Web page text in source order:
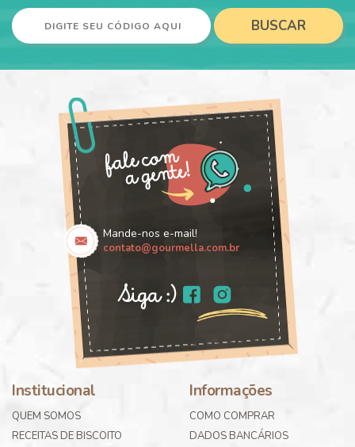
BUSCAR
Mande-nos e-mail!
contato@gourmella.com.br
Institucional
QUEM SOMOS
RECEITAS DE BISCOITO
Informações
COMO COMPRAR
DADOS BANCÁRIOS